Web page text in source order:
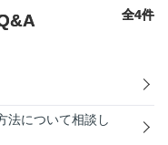
全4件
法について相談し